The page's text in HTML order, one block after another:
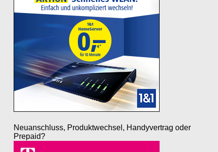
Neuanschluss, Produktwechsel, Handyvertrag oder
Prepaid?